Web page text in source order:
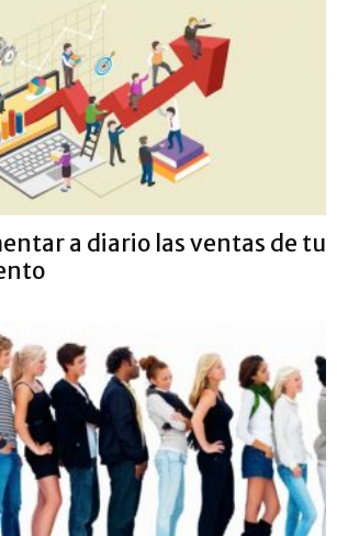
a diario las ventas de tu